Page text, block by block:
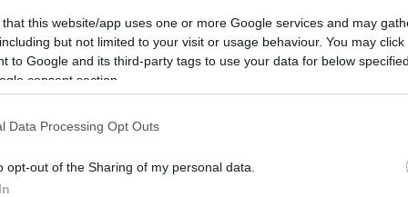
that this website/app uses one or more Google services and may
but not limited to your visit or usage behaviour. You may
to Google and its third-party tags to use your data for below
consent section.
Data Processing Opt Outs
opt-out of the Sharing of my personal data.
η πλημμυρίδα τέτοιου περιεχομένου στα μέσα
βίντεο που απεικονίζουν
πλέον στη ζωή– έχει εντείνει τις ανησυχίες για
πνευματικών δικαιωμάτων.
Αγγλικών σε μόνο 2 ημέρες στα